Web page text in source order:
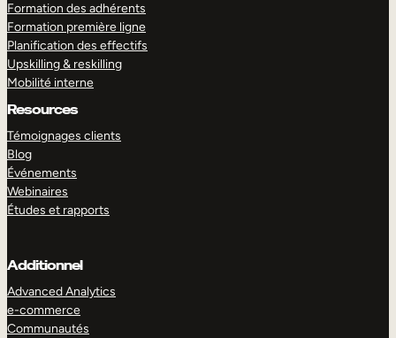
Formation des adhérents
Formation première ligne
Planification des effectifs
Upskilling & reskilling
Mobilité interne
Resources
Témoignages clients
Blog
Événements
Webinaires
Études et rapports
Additionnel
Advanced Analytics
e-commerce
Communautés